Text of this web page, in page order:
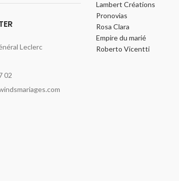
Leclerc
02
Lambert Créations
Pronovias
Rosa Clara
Empire du marié
Roberto Vicentti